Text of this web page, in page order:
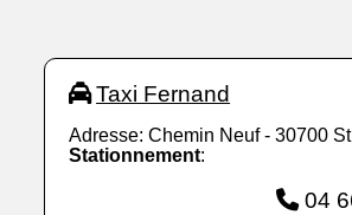
Taxi Fernand
Adresse: Chemin Neuf - 30700
Stationnement:
04